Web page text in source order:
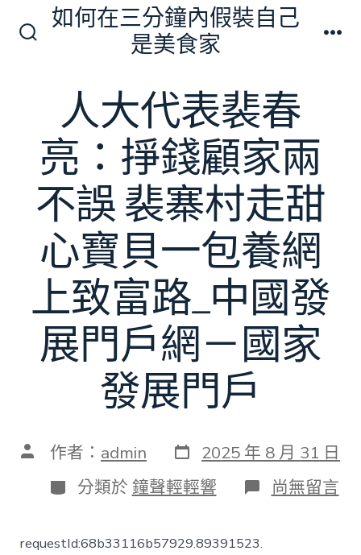
如何在三分鐘內假裝自己
是美食家
人大代表裴春
亮：掙錢顧家兩
不誤 裴寨村走甜
心寶貝一包養網
上致富路_中國發
展門戶網－國家
發展門戶
文 作者： admin 發
表
日
期
2025 年 8 月 31 日
分
類
分類於 鐘聲輕輕響 在
〈人
尚無留言
requestId:68b33116b57929.89391523.